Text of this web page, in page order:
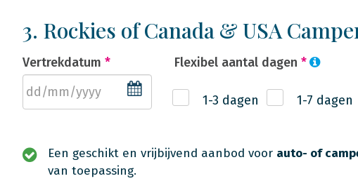
3. Rockies of Canada & USA
Vertrekdatum * Flexibel aantal dagen *
1-3 dagen 1-7 dagen
Een geschikt en vrijbijvend aanbod voor auto- of
van toepassing.